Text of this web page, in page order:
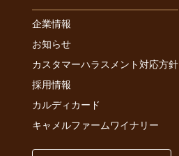
企業情報
お知らせ
カスタマーハラスメント対応方針
採用情報
カルディカード
キャメルファームワイナリー